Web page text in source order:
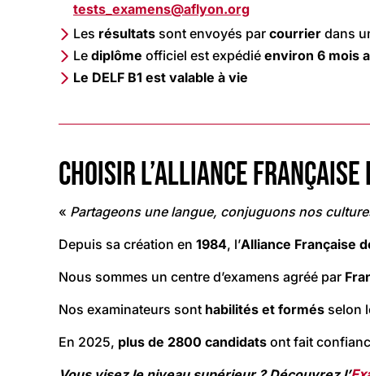
tests_examens@aflyon.org
Les résultats sont envoyés par courrier dans
Le diplôme officiel est expédié environ 6 mois
Le DELF B1 est valable à vie
CHOISIR L’ALLIANCE
« Partageons une langue, conjuguons nos
Depuis sa création en 1984, l’Alliance Française
Nous sommes un centre d’examens agréé par
Nos examinateurs sont habilités et formés selon
En 2025, plus de 2800 candidats ont fait